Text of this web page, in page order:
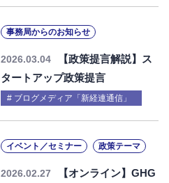
事務局からのお知らせ
2026.03.04
【政策提言解説】ス
タートアップ政策提言
ブログメディア「新経連通信」
イベント／セミナー 政策テーマ
2026.02.27
【オンライン】GHG